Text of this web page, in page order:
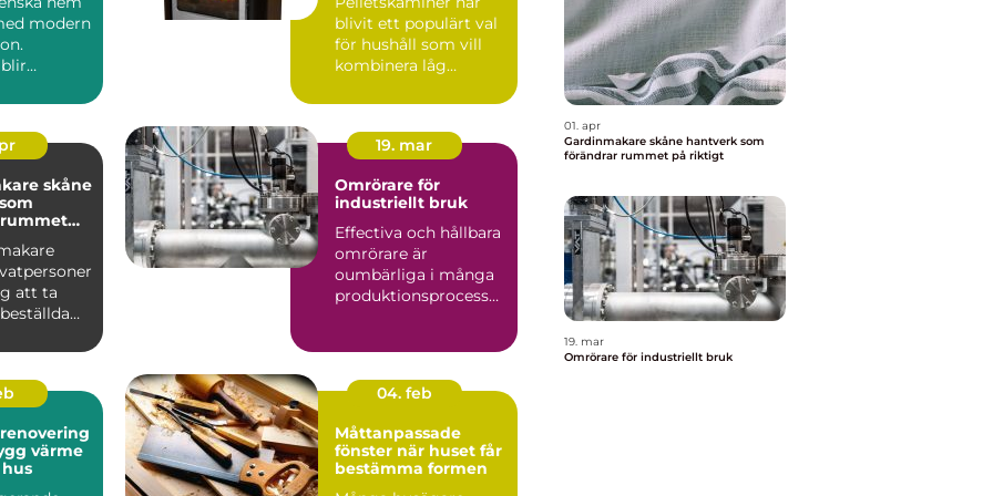
modern
s...
blivit ett populärt val
för hushåll som vill
kombinera låg
d me...
skåne
att ta
19. mar
Omrörare för
industriellt bruk
Effectiva och hållbara
omrörare är
oumbärliga i många
produktionsprocesse..
04. feb
Måttanpassade
fönster när huset får
bestämma formen
01. apr
Gardinmakare skåne hantverk som
förändrar rummet på riktigt
19. mar
Omrörare för industriellt bruk